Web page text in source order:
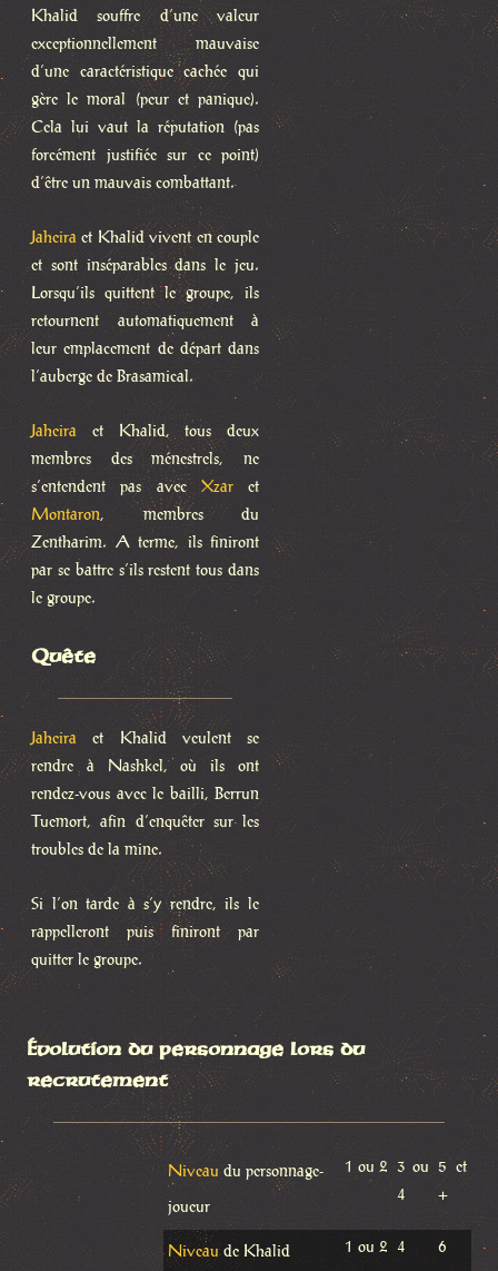
Khalid souffre d’une valeur
exceptionnellement mauvaise
d’une caractéristique cachée qui
gère le moral (peur et panique).
Cela lui vaut la réputation (pas
forcément justifiée sur ce point)
d’être un mauvais combattant.
Jaheira et Khalid vivent en couple
et sont inséparables dans le jeu.
Lorsqu’ils quittent le groupe, ils
retournent automatiquement à
leur emplacement de départ dans
l’auberge de Brasamical.
Jaheira et Khalid, tous deux
membres des ménestrels, ne
s’entendent pas avec Xzaret
Montaron, membres du
Zentharim. A terme, ils finiront
par se battre s’ils restent tous dans
le groupe.
Quête
Jaheira et Khalid veulent se
rendre à Nashkel, où ils ont
rendez-vous avec le bailli, Berrun
Tuemort, afin d’enquêter sur les
troubles de la mine.
Si l’on tarde à s’y rendre, ils le
rappelleront puis finiront par
quitter le groupe.
Évolution du personnage lors du
recrutement
Niveau du personnage-
joueur
1 ou 2
3 ou
4
5 et
+
Niveaude Khalid 1 ou 2 4 6